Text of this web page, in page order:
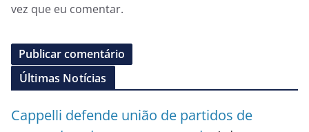
vez que eu comentar.
Últimas Notícias
Cappelli defende união de partidos de